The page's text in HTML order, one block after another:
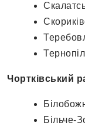
Чортківський
Більче-